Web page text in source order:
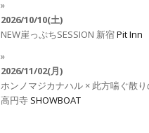
2026/10/10(土)
NEW崖っぷちSESSION 新宿Pit Inn
2026/11/02(月)
ホンノマジカナハル × 此方喘ぐ散り
高円寺 SHOWBOAT